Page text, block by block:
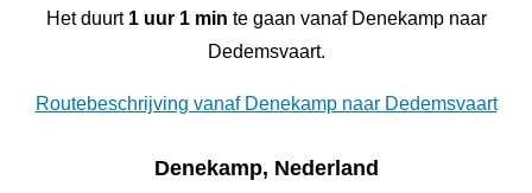
Het duurt 1 uur 1 min te gaan vanaf Denekamp naar
Dedemsvaart.
Routebeschrijving vanaf Denekamp naar Dedemsvaart
Denekamp, Nederland